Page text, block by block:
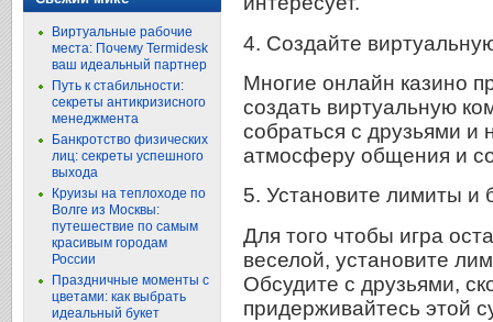
4. Создайте
Многие онлайн казино
создать виртуальную
собраться с друзьями и
атмосферу общения и
5. Установите лимиты и
Для того чтобы игра
веселой, установите
Обсудите с друзьями,
придерживайтесь этой
Виртуальные рабочие
места: Почему Termidesk
ваш идеальный партнер
Путь к стабильности:
секреты антикризисного
менеджмента
Банкротство физических
лиц: секреты успешного
выхода
Круизы на теплоходе по
Волге из Москвы:
путешествие по самым
красивым городам
России
Праздничные моменты с
цветами: как выбрать
идеальный букет